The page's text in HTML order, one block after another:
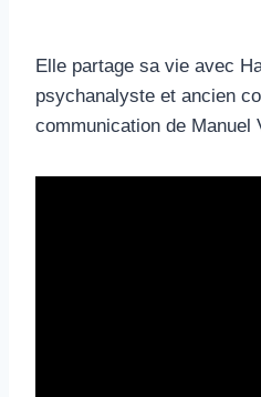
Elle partage sa vie avec
psychanalyste et ancien
communication de Manuel